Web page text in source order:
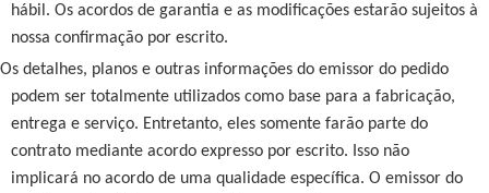
hábil. Os acordos de garantia e as modificações estarão sujeitos à
nossa confirmação por escrito.
Os detalhes, planos e outras informações do emissor do pedido
podem ser totalmente utilizados como base para a fabricação,
entrega e serviço. Entretanto, eles somente farão parte do
contrato mediante acordo expresso por escrito. Isso não
implicará no acordo de uma qualidade específica. O emissor do